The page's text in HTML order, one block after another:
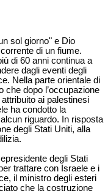
sol giorno" e Dio
di un fiume.
di 60 anni continua a
dagli eventi degli
Nella parte orientale di
che dopo l’occupazione
ai palestinesi
ha condotto la
riguardo. In risposta
degli Stati Uniti, alla
degli Stati
trattare con Israele e i
il ministro degli esteri
che la costruzione